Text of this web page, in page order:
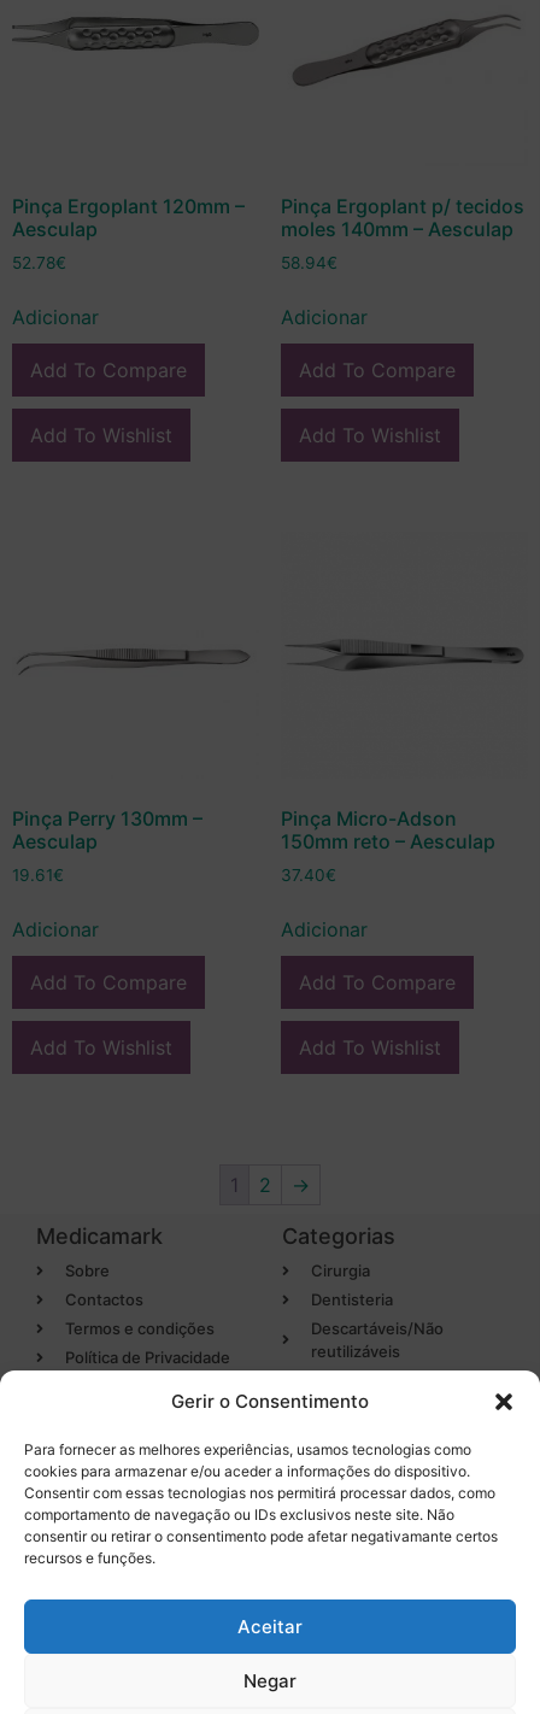
Gerir o Consentimento
Para fornecer as melhores experiências, usamos tecnologias como
cookies para armazenar e/ou aceder a informações do dispositivo.
Consentir com essas tecnologias nos permitirá processar dados, como
comportamento de navegação ou IDs exclusivos neste site. Não
consentir ou retirar o consentimento pode afetar negativamante certos
recursos e funções.
Aceitar
Negar
Pinça Ergoplant 120mm –
Aesculap
52.78€
Adicionar
Add To Compare
Add To Wishlist
Pinça Ergoplant p/ tecidos
moles 140mm – Aesculap
58.94€
Adicionar
Add To Compare
Add To Wishlist
Pinça Perry 130mm –
Aesculap
19.61€
Adicionar
Add To Compare
Add To Wishlist
Pinça Micro-Adson
150mm reto – Aesculap
37.40€
Adicionar
Add To Compare
Add To Wishlist
1 2 →
Medicamark
Sobre
Contactos
Termos e condições
Política de Privacidade
Categorias
Cirurgia
Dentisteria
Descartáveis/Não
reutilizáveis
Desinfectantes
Categorias
Endodontia
Higiene Oral
Entregas em 24h
de produtos em stock
nacional)